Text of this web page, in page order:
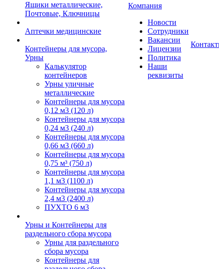
Ящики металлические,
Почтовые, Ключницы
Аптечки медицинские
Контейнеры для мусора,
Урны
Калькулятор
контейнеров
Урны уличные
металлические
Контейнеры для мусора
0,12 м3 (120 л)
Контейнеры для мусора
0,24 м3 (240 л)
Контейнеры для мусора
0,66 м3 (660 л)
Контейнеры для мусора
0,75 м³ (750 л)
Контейнеры для мусора
1,1 м3 (1100 л)
Контейнеры для мусора
2,4 м3 (2400 л)
ПУХТО 6 м3
Урны и Контейнеры для
раздельного сбора мусора
Урны для раздельного
сбора мусора
Контейнеры для
Компания
Новости
Сотрудники
Вакансии
Лицензии
Политика
Наши
реквизиты